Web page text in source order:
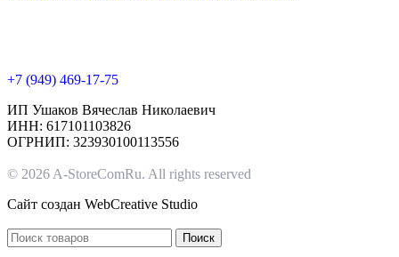
+7 (949) 469-17-75
ИП Ушаков Вячеслав Николаевич
ИНН: 617101103826
ОГРНИП: 323930100113556
© 2026 A-StoreComRu. All rights reserved
Сайт создан WebCreative Studio
Поиск